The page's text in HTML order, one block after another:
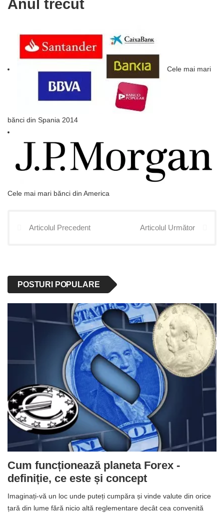
Anul trecut
Cele mai mari
bănci din Spania 2014
Cele mai mari bănci din America
Articolul Precedent Articolul Următor
POSTURI POPULARE
Cum funcționează planeta Forex -
definiție, ce este și concept
Imaginați-vă un loc unde puteți cumpăra și vinde valute din orice
țară din lume fără nicio altă reglementare decât cea convenită